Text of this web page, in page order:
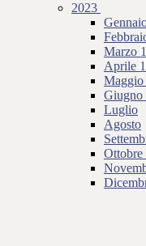
2023
Marzo 1
Aprile
Maggio
Giugno
Luglio
Agosto
Ottobre